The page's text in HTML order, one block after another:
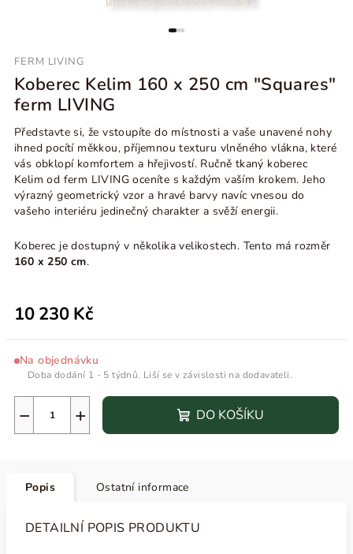
FERM LIVING
Koberec Kelim 160 x 250 cm "Squares"
ferm LIVING
Představte si, že vstoupíte do místnosti a vaše unavené nohy
ihned pocítí měkkou, příjemnou texturu vlněného vlákna, které
vás obklopí komfortem a hřejivostí. Ručně tkaný koberec
Kelim od ferm LIVING oceníte s každým vaším krokem. Jeho
výrazný geometrický vzor a hravé barvy navíc vnesou do
vašeho interiéru jedinečný charakter a svěží energii.
Koberec je dostupný v několika velikostech. Tento má rozměr
160 x 250 cm.
10 230 Kč
Na objednávku
Doba dodání 1 - 5 týdnů. Liší se v závislosti na dodavateli.
+
− DO KOŠÍKU
Popis Ostatní informace
DETAILNÍ POPIS PRODUKTU